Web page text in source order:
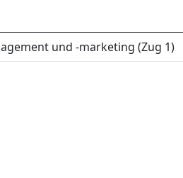
und -marketing (Zug 1)